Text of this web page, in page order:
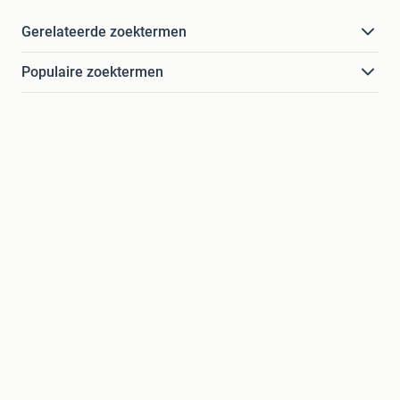
Gerelateerde zoektermen
Populaire zoektermen